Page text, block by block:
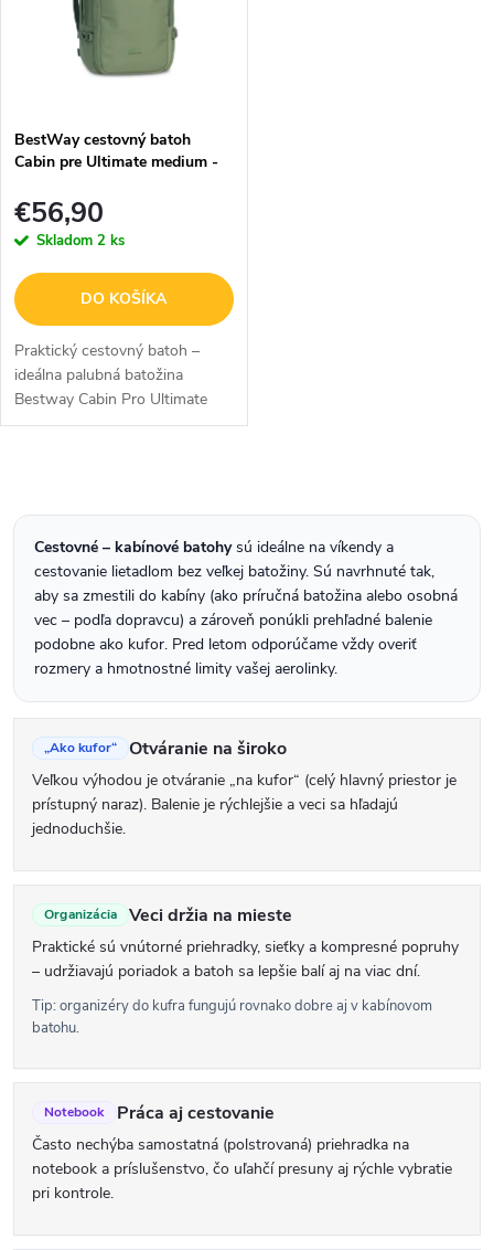
BestWay cestovný batoh
Cabin pre Ultimate medium -
€56,90
Skladom 2 ks
DO KOŠÍKA
Praktický cestovný batoh –
ideálna palubná batožina
Bestway Cabin Pro Ultimate
Medium s objemom 30 litrov je
v
c
i
v
i
Cestovné – kabínové batohysú ideálne na víkendy a
cestovanie lietadlom bez veľkej batožiny. Sú navrhnuté tak,
aby sa zmestili do kabíny (ako príručná batožina alebo osobná
vec – podľa dopravcu) a zároveň ponúkli prehľadné balenie
podobne ako kufor. Pred letom odporúčame vždy overiť
rozmery a hmotnostné limity vašej aerolinky.
„Ako kufor“ Otváranie na široko
Veľkou výhodou je otváranie „na kufor“ (celý hlavný priestor je
prístupný naraz). Balenie je rýchlejšie a veci sa hľadajú
jednoduchšie.
Organizácia Veci držia na mieste
Praktické sú vnútorné priehradky, sieťky a kompresné popruhy
– udržiavajú poriadok a batoh sa lepšie balí aj na viac dní.
Tip: organizéry do kufra fungujú rovnako dobre aj v kabínovom
batohu.
Notebook Práca aj cestovanie
Často nechýba samostatná (polstrovaná) priehradka na
notebook a príslušenstvo, čo uľahčí presuny aj rýchle vybratie
pri kontrole.